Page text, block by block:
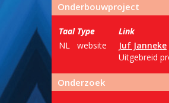
Onderbouwproject
Taal Type
Link
NL
website
Juf Janneke
Uitgebreid
Onderzoek